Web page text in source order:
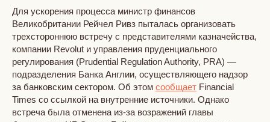
Для ускорения процесса министр финансов
Великобритании Рейчел Ривз пыталась организовать
трехстороннюю встречу с представителями казначейства,
компании Revolut и управления пруденциального
регулирования (Prudential Regulation Authority, PRA) —
подразделения Банка Англии, осуществляющего надзор
за банковским сектором. Об этом сообщает Financial
Times со ссылкой на внутренние источники. Однако
встреча была отменена из-за возражений главы